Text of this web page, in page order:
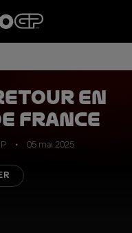
en
France
05 mai 2025